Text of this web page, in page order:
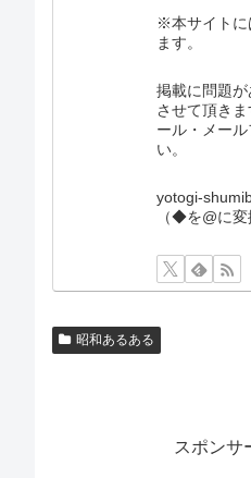
※本サイトに
ます。
掲載に問題
させて頂き
ール・メー
い。
yotogi-
（◆を@に変
昭和あるある
スポンサ